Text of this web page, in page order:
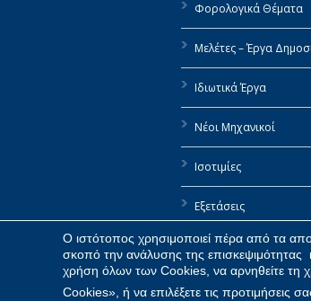
Φορολογικά Θέματα
Μελέτες – Έργα
Ιδιωτικά Έργα
Νέοι Μηχανικοί
Ισοτιμίες
Εξετάσεις
Αιτήσεις / Χρήσιμα
Ο ιστότοπος χρησιμοποιεί πέρα από τα
σκοπό την ανάλυσης της επισκεψιμότητας
χρήση όλων των Cookies, να αρνηθείτε τη
Cookies», ή να επιλέξετε τις προτιμήσεις